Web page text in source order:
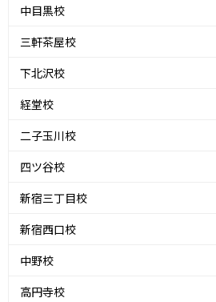
中目黒校
三軒茶屋校
下北沢校
経堂校
二子玉川校
四ツ谷校
新宿三丁目校
新宿西口校
中野校
高円寺校